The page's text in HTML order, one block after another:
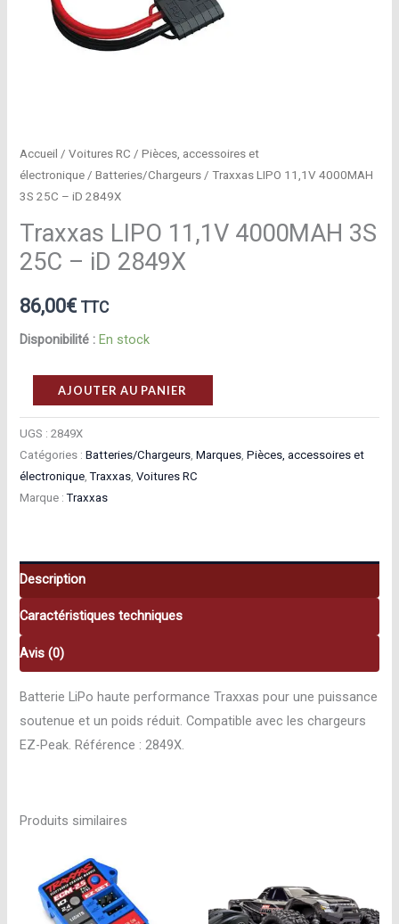
Accueil /Voitures RC /Pièces, accessoires et
électronique /Batteries/Chargeurs / Traxxas LIPO 11,1V 4000MAH
3S 25C – iD 2849X
Traxxas LIPO 11,1V 4000MAH 3S
25C – iD 2849X
86,00€ TTC
Disponibilité : En stock
quantité
de
Traxxas
LIPO
11,1V
4000MAH
–
iD
AJOUTER AU PANIER
UGS :2849X
Catégories :Batteries/Chargeurs,Marques,Pièces, accessoires et
électronique,Traxxas,Voitures RC
Marque :Traxxas
Description
Caractéristiques techniques
Avis (0)
Batterie LiPo haute performance Traxxas pour une puissance
soutenue et un poids réduit. Compatible avec les chargeurs
EZ-Peak. Référence : 2849X.
Produits similaires